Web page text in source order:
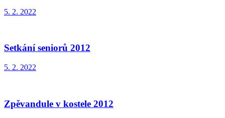
5. 2. 2022
Setkání seniorů 2012
5. 2. 2022
Zpěvandule v kostele 2012